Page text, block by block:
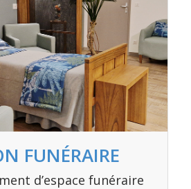
FUNÉRAIRE
d’espace funéraire